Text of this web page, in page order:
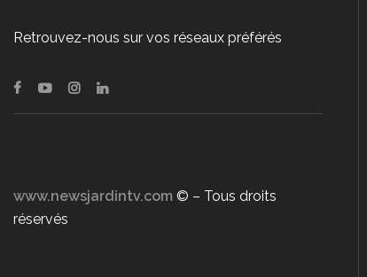
Retrouvez-nous sur vos réseaux préférés
www.newsjardintv.com © – Tous droits
réservés